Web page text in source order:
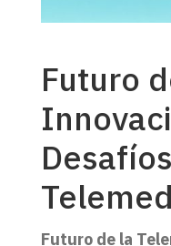
Futuro
Futuro de la